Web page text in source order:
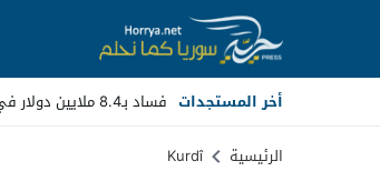
أخر المستجدات فساد بـ8.4 ملايين دولار في المصرف العقاري.. مسؤولون _
الرئيسية Kurdî